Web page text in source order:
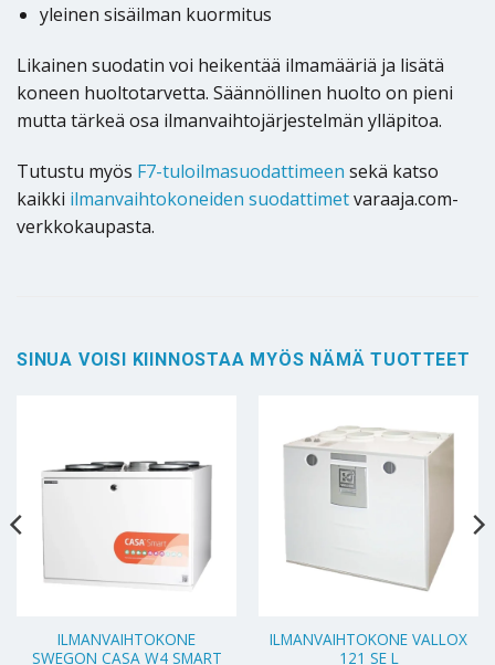
yleinen sisäilman kuormitus
Likainen suodatin voi heikentää ilmamääriä ja lisätä
koneen huoltotarvetta. Säännöllinen huolto on pieni
mutta tärkeä osa ilmanvaihtojärjestelmän ylläpitoa.
Tutustu myös F7-tuloilmasuodattimeen sekä katso
kaikki ilmanvaihtokoneiden suodattimetvaraaja.com-
verkkokaupasta.
SINUA VOISI KIINNOSTAA MYÖS NÄMÄ TUOTTEET
ILMANVAIHTOKONE
SWEGON CASA W4 SMART
ILMANVAIHTOKONE VALLOX
121 SE L